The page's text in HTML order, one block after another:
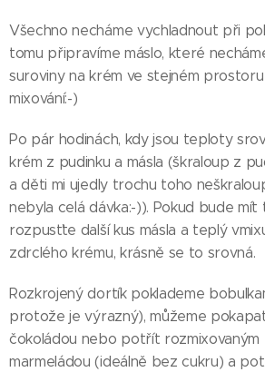
Všechno necháme vychladnout při
tomu připravíme máslo, které
suroviny na krém ve stejném prostoru
mixování:-)
Po pár hodinách, kdy jsou teploty
krém z pudinku a másla (škraloup z
a děti mi ujedly trochu toho
nebyla celá dávka:-)). Pokud bude
rozpusťte další kus másla a teplý
zdrclého krému, krásně se to srovná.
Rozkrojený dortík poklademe
protože je výrazný), můžeme
čokoládou nebo potřít rozmixovaným
marmeládou (ideálně bez cukru) a